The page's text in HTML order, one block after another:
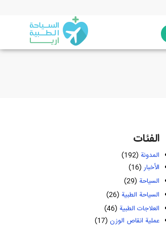
الفئات
المدونة (192)
الأخبار(16)
السياحة (29)
السياحة الطبية (26)
العلاجات الطبية (46)
عملية انقاص الوزن(17)